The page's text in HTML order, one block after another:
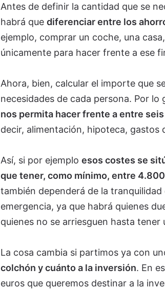
Antes de definir la cantidad que se
habrá que diferenciar entre los
ejemplo, comprar un coche, una
únicamente para hacer frente a ese
Ahora, bien, calcular el importe que
necesidades de cada persona. Por
nos permita hacer frente a entre
decir, alimentación, hipoteca,
Así, si por ejemplo esos costes se
que tener, como mínimo, entre
también dependerá de la
emergencia, ya que habrá quienes
quienes no se arriesguen hasta
La cosa cambia si partimos ya con
colchón y cuánto a la inversión. En
euros que queremos destinar a la